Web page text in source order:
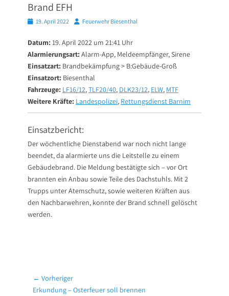
Brand EFH
Posted19. April 2022 AutorFeuerwehr Biesenthal
Datum: 19. April 2022 um 21:41 Uhr
Alarmierungsart: Alarm-App, Meldeempfänger, Sirene
Einsatzart: Brandbekämpfung > B:Gebäude-Groß
Einsatzort: Biesenthal
Fahrzeuge: LF16/12,TLF20/40, DLK23/12, ELW, MTF
Weitere Kräfte: Landespolizei, Rettungsdienst Barnim
Einsatzbericht:
Der wöchentliche Dienstabend war noch nicht lange
beendet, da alarmierte uns die Leitstelle zu einem
Gebäudebrand. Die Meldung bestätigte sich – vor Ort
brannten ein Anbau sowie Teile des Dachstuhls. Mit 2
Trupps unter Atemschutz, sowie weiteren Kräften aus
den Nachbarwehren, konnte der Brand schnell gelöscht
werden.
Beitragsnavigation
← Vorheriger
Vorheriger
Erkundung – Osterfeuer soll brennen